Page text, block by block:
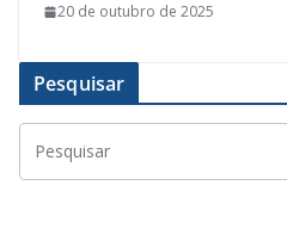
20 de outubro de 2025
Pesquisar